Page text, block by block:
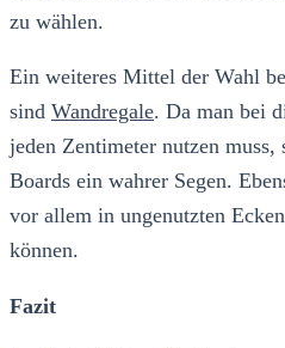
zu wählen.
Ein weiteres Mittel der Wahl
sind Wandregale. Da man bei
jeden Zentimeter nutzen muss,
Boards ein wahrer Segen.
vor allem in ungenutzten
können.
Fazit